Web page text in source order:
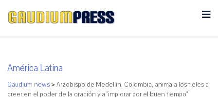
América Latina
Gaudium news >Arzobispo de Medellín, Colombia, anima a los fieles a
creer en el poder de la oración y a "implorar por el buen tiempo"